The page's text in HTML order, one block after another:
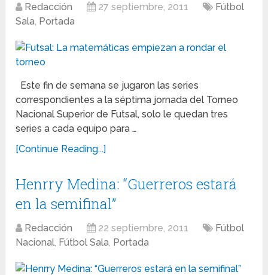
Redacción 27 septiembre, 2011
Fútbol
Sala, Portada
Este fin de semana se jugaron las series
correspondientes a la séptima jornada del Torneo
Nacional Superior de Futsal, solo le quedan tres
series a cada equipo para …
[Continue Reading...]
Henrry Medina: “Guerreros estará
en la semifinal”
Redacción 22 septiembre, 2011
Fútbol
Nacional, Fútbol Sala, Portada